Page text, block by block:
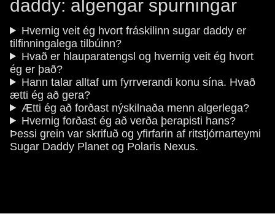
daddy: algengar spurningar
Hvernig veit ég hvort fráskilinn sugar daddy er
tilfinningalega tilbúinn?
Hvað er hlauparatengsl og hvernig veit ég hvort
ég er það?
Hann talar alltaf um fyrrverandi konu sína. Hvað
ætti ég að gera?
Ætti ég að forðast nýskilnaða menn algerlega?
Hvernig forðast ég að verða þerapisti hans?
Þessi grein var skrifuð og yfirfarin af ritstjórnarteymi
Sugar Daddy Planet og Polaris Nexus.